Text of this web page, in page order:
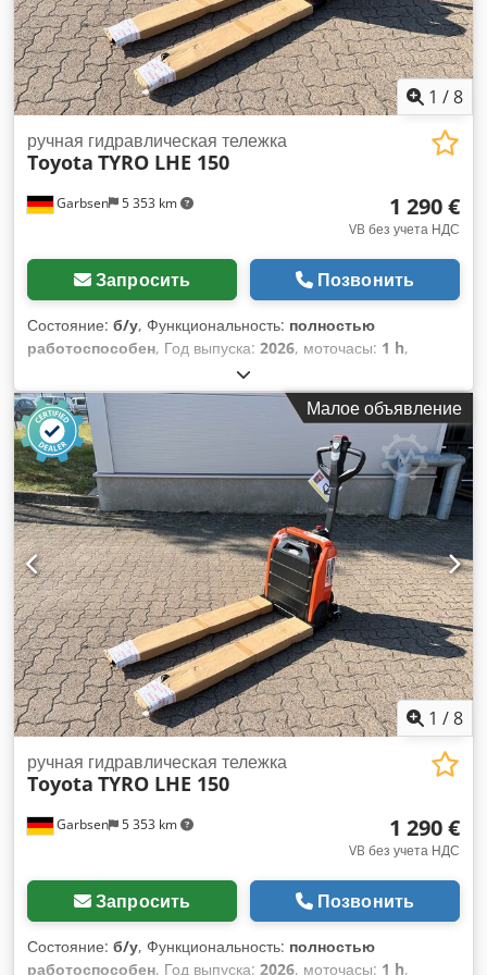
1 /8
Garbsen 5 353 km
ручная гидравлическая тележка
Toyota TYRO LHE 150
1 290 €
VB без учета НДС
Запросить Позвонить
Состояние: б/у, Функциональность: полностью
работоспособен, Год выпуска: 2026, моточасы: 1 h,
, высота подъема:
топлива:электрический, длина вил:1 150 мм,
собственный вес:
, общая длина:380 мм, тип
привода: Elektro 540 мм
Низкоподъемный тележка Грузовой центр: 600 Тип мачты:
Нет Техническое состояние: Новый Тип передних шин:
Полиуретан Состояние передних шин: 100% Dcjdpfx Aszr
Aiisizek Тип задних шин: Полиуретан Состояние задних
шин: 100% Аккумулятор Вольт: 24В Аккумулятор Ач: 40Ач
Описание: Новое оборудование Импульсное управление,
Малое объявление
1 /8
Garbsen 5 353 km
ручная гидравлическая тележка
Toyota TYRO LHE 150
1 290 €
VB без учета НДС
Запросить Позвонить
Состояние: б/у, Функциональность: полностью
работоспособен, Год выпуска: 2026, моточасы: 1 h,